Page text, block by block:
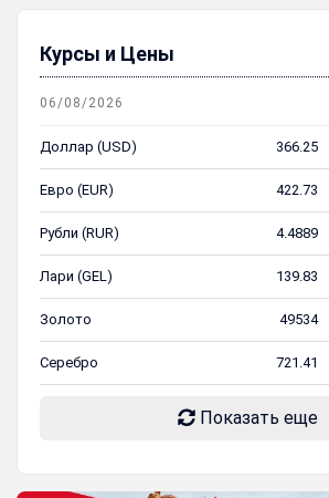
Курсы и Цены
06/08/2026
Доллар (USD) 366.25
Евро (EUR) 422.73
Рубли (RUR) 4.4889
Лари (GEL) 139.83
Золото 49534
Серебро 721.41
Показать еще